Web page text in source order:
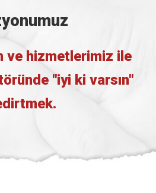
ve hizmetlerimiz ile
"iyi ki varsın"